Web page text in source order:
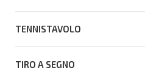
TENNISTAVOLO
TIRO A SEGNO